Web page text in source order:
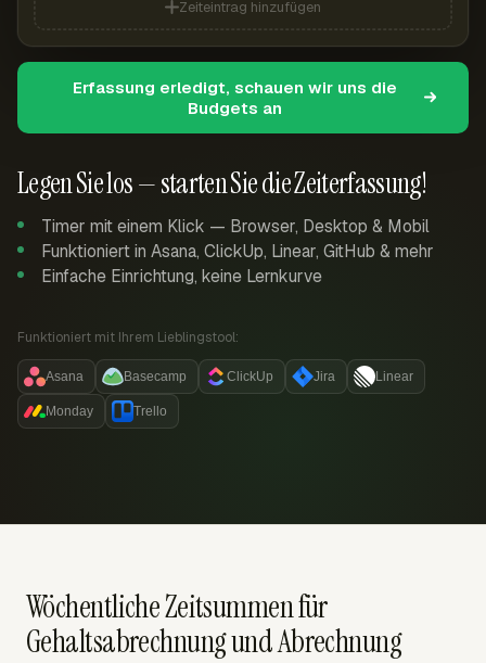
Legen Sie los — starten Sie die Zeiterfassung!
Timer mit einem Klick — Browser, Desktop & Mobil
Funktioniert in Asana, ClickUp, Linear, GitHub & mehr
Einfache Einrichtung, keine Lernkurve
Funktioniert mit Ihrem Lieblingstool:
Asana Basecamp ClickUp Jira Linear
Monday Trello
Zeiteintrag hinzufügen
Erfassung erledigt, schauen wir uns die
Budgets an
Wöchentliche Zeitsummen für
Gehaltsabrechnung und Abrechnung